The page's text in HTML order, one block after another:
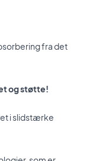
fra det
og støtte!
i slidstærke